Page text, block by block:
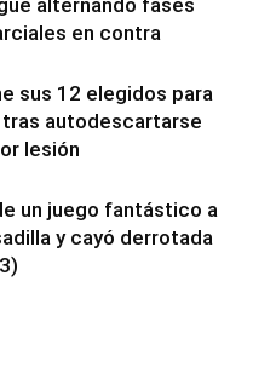
alternando fases
en contra
sus 12 elegidos para
autodescartarse
lesión
un juego fantástico a
y cayó derrotada